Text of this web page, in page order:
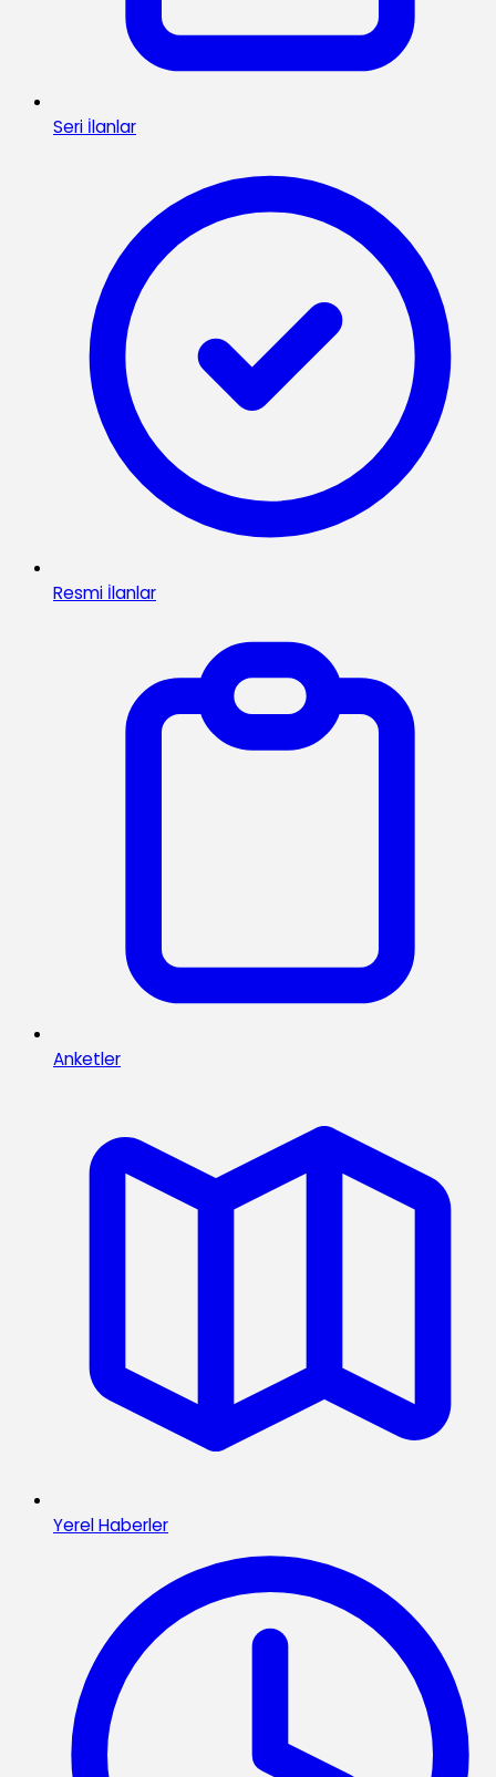
Seri İlanlar
Resmi İlanlar
Anketler
Yerel Haberler